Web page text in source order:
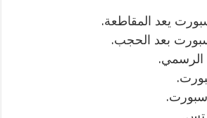
يعد المقاطعة.
بعد الحجب.
سبورت.